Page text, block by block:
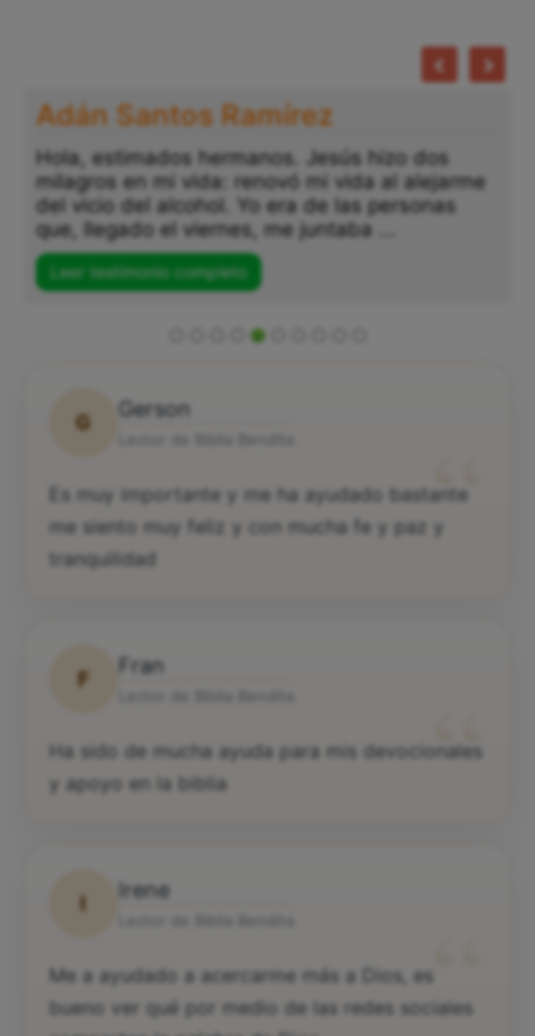
Adán Santos Ramírez
Hola, estimados hermanos. Jesús hizo dos
milagros en mi vida: renovó mi vida al alejarme
del vicio del alcohol. Yo era de las personas
que, llegado el viernes, me juntaba ...
Leer testimonio completo
G
Gerson
“
Es muy importante y me ha ayudado bastante
me siento muy feliz y con mucha fe y paz y
tranquilidad
F
Fran
“
Ha sido de mucha ayuda para mis devocionales
y apoyo en la biblia
I
Irene
“
Me a ayudado a acercarme más a Dios, es
bueno ver qué por medio de las redes sociales